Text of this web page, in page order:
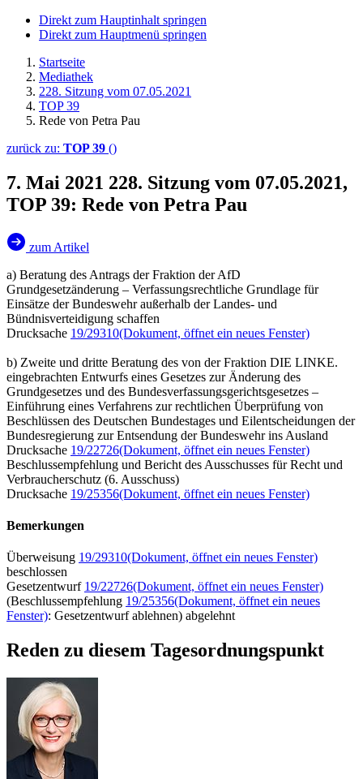
Direkt zum Hauptinhalt springen
Direkt zum Hauptmenü springen
Startseite
Mediathek
228. Sitzung vom 07.05.2021
TOP 39
Rede von Petra Pau
zurück zu: TOP 39 ()
7. Mai 2021 228. Sitzung vom 07.05.2021,
TOP 39: Rede von Petra Pau
zum Artikel
a) Beratung des Antrags der Fraktion der AfD
Grundgesetzänderung – Verfassungsrechtliche Grundlage für
Einsätze der Bundeswehr außerhalb der Landes- und
Bündnisverteidigung schaffen
Drucksache 19/29310(Dokument, öffnet ein neues Fenster)
b) Zweite und dritte Beratung des von der Fraktion DIE LINKE.
eingebrachten Entwurfs eines Gesetzes zur Änderung des
Grundgesetzes und des Bundesverfassungsgerichtsgesetzes –
Einführung eines Verfahrens zur rechtlichen Überprüfung von
Beschlüssen des Deutschen Bundestages und Eilentscheidungen der
Bundesregierung zur Entsendung der Bundeswehr ins Ausland
Drucksache 19/22726(Dokument, öffnet ein neues Fenster)
Beschlussempfehlung und Bericht des Ausschusses für Recht und
Verbraucherschutz (6. Ausschuss)
Drucksache 19/25356(Dokument, öffnet ein neues Fenster)
Bemerkungen
Überweisung 19/29310(Dokument, öffnet ein neues Fenster)
beschlossen
Gesetzentwurf 19/22726(Dokument, öffnet ein neues Fenster)
(Beschlussempfehlung 19/25356(Dokument, öffnet ein neues
Fenster): Gesetzentwurf ablehnen) abgelehnt
Reden zu diesem Tagesordnungspunkt